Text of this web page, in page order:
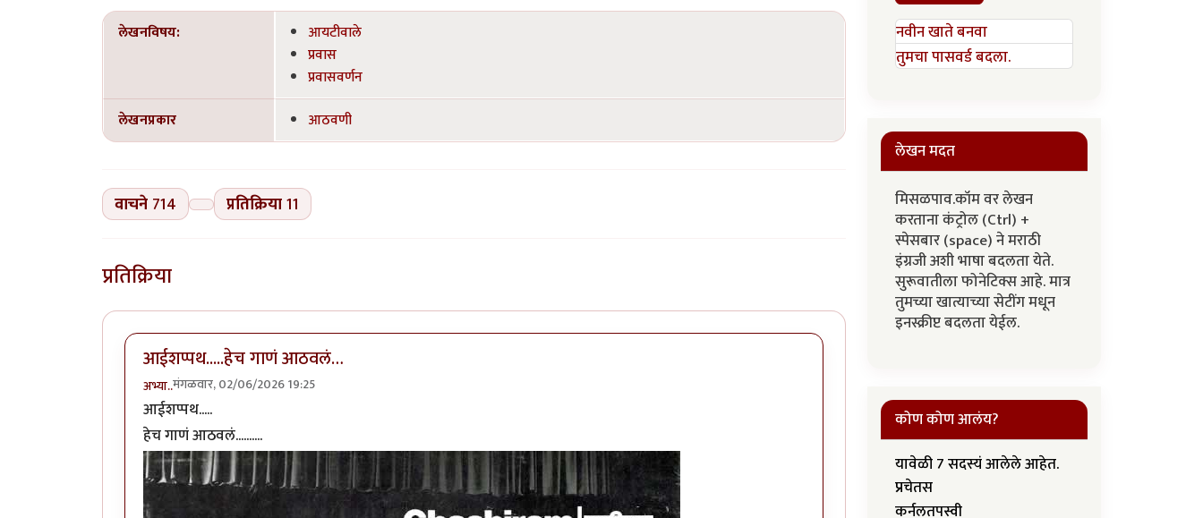
लेखनविषय:
आयटीवाले
प्रवास
प्रवासवर्णन
लेखनप्रकार
आठवणी
वाचने 714 प्रतिक्रिया11
प्रतिक्रिया
आईशप्पथ.....हेच गाणं आठवलं…
अभ्या..मंगळवार, 02/06/2026 19:25
आईशप्पथ.....
हेच गाणं आठवलं..........
नवीन खाते बनवा
तुमचा पासवर्ड बदला.
लेखन मदत
मिसळपाव.कॉम वर लेखन
करताना कंट्रोल (Ctrl) +
स्पेसबार (space) ने मराठी
इंग्रजी अशी भाषा बदलता येते.
सुरूवातीला फोनेटिक्स आहे. मात्र
तुमच्या खात्याच्या सेटींग मधून
इनस्क्रीप्ट बदलता येईल.
कोण कोण आलंय?
यावेळी 7 सदस्यं आलेले आहेत.
प्रचेतस
कर्नलतपस्वी